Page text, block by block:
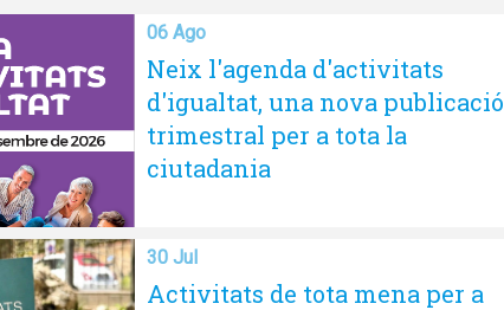
06 Ago
Neix l'agenda d'activitats
d'igualtat, una nova publicació
trimestral per a tota la
ciutadania
30 Jul
Activitats de tota mena per a